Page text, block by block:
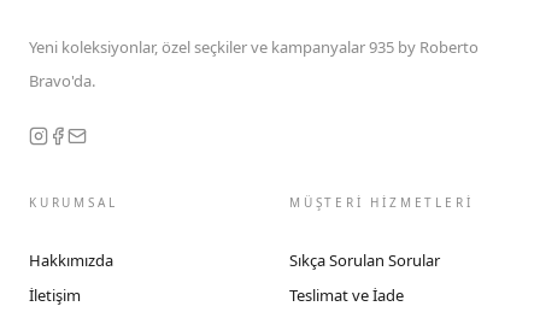
Yeni koleksiyonlar, özel seçkiler ve kampanyalar 935 by Roberto
Bravo'da.
KURUMSAL
Hakkımızda
İletişim
MÜŞTERİ HİZMETLERİ
Sıkça Sorulan Sorular
Teslimat ve İade